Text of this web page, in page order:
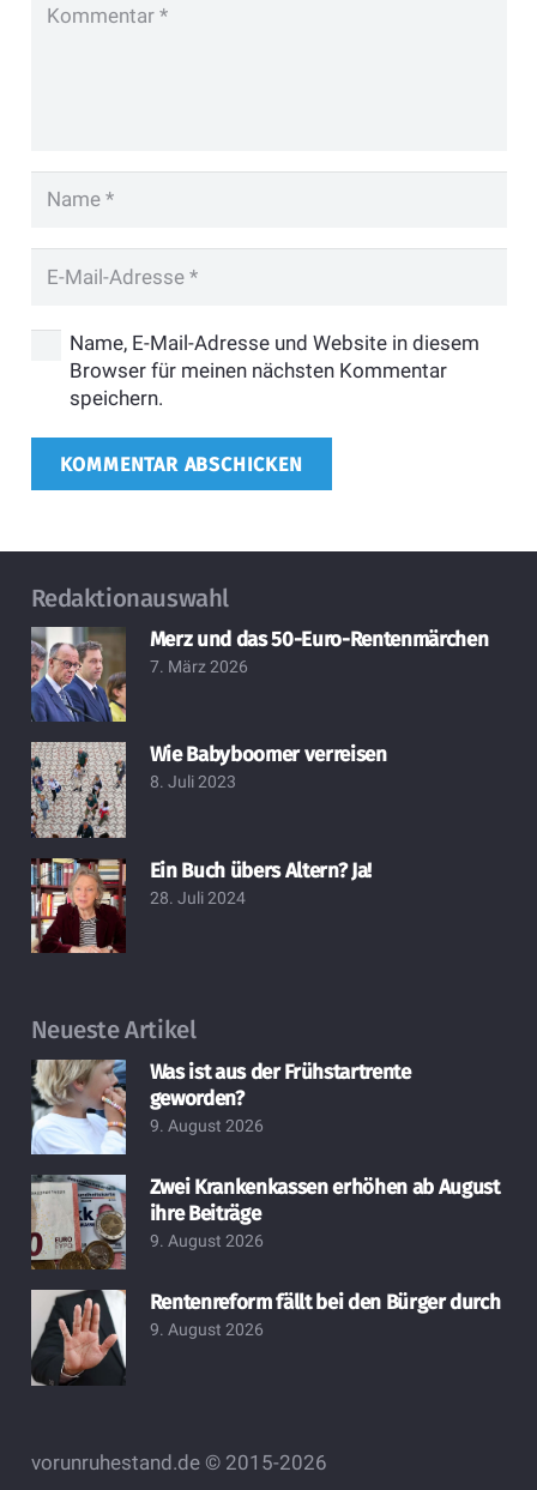
Name, E-Mail-Adresse und Website in diesem
Browser für meinen nächsten Kommentar
speichern.
KOMMENTAR ABSCHICKEN
Redaktionauswahl
Merz und das 50-Euro-Rentenmärchen
7. März 2026
Wie Babyboomer verreisen
8. Juli 2023
Ein Buch übers Altern? Ja!
28. Juli 2024
Neueste Artikel
Was ist aus der Frühstartrente
geworden?
9. August 2026
Zwei Krankenkassen erhöhen ab August
ihre Beiträge
9. August 2026
Rentenreform fällt bei den Bürger durch
9. August 2026
vorunruhestand.de © 2015-2026